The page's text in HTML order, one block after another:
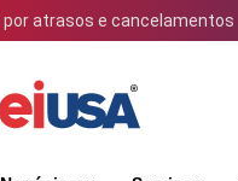
atrasos e cancelamentos